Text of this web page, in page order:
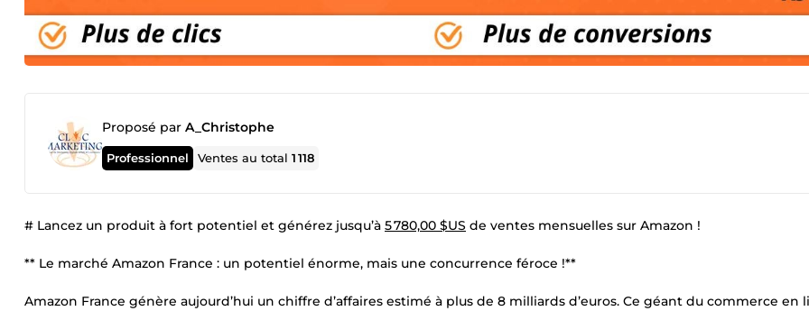
Proposé par A_Christophe
Professionnel Ventes au total1 118
# Lancez un produit à fort potentiel et générez jusqu’à 5 780,00 $US de ventes mensuelles sur Amazon !
** Le marché Amazon France : un potentiel énorme, mais une concurrence féroce !**
Amazon France génère aujourd’hui un chiffre d’affaires estimé à plus de 8 milliards d’euros. Ce géant du commerce en